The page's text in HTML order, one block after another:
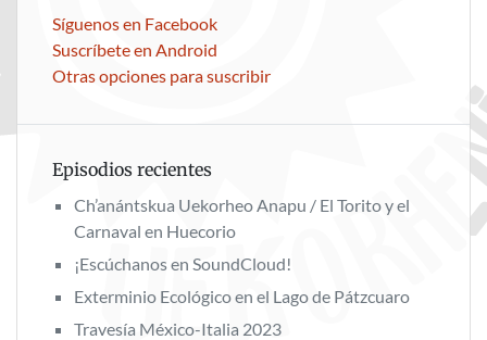
Síguenos en Facebook
Suscríbete en Android
Otras opciones para suscribir
Episodios recientes
Ch’anántskua Uekorheo Anapu / El Torito y el
Carnaval en Huecorio
¡Escúchanos en SoundCloud!
Exterminio Ecológico en el Lago de Pátzcuaro
Travesía México-Italia 2023